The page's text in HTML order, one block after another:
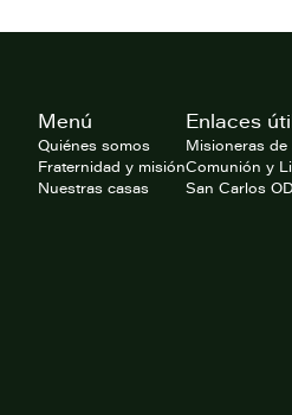
website
Menú
Quiénes somos
Fraternidad y misión
Nuestras casas
Enlaces
Misioneras
Comunión y
San Carlos